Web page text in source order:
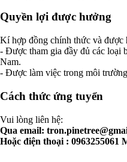
Quyền lợi được hưởng
Kí hợp đồng chính thức và được
- Được tham gia đầy đủ các loại
Nam.
- Được làm việc trong môi
Cách thức ứng tuyển
Vui lòng liên hệ:
Qua email:
Hoặc điện thoại : 0963255061